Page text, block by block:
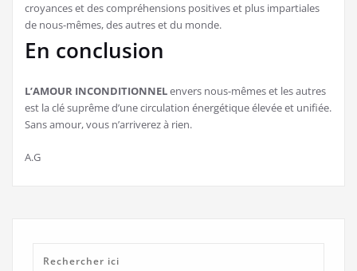
croyances et des compréhensions positives et plus impartiales
de nous-mêmes, des autres et du monde.
En conclusion
L’AMOUR INCONDITIONNELenvers nous-mêmes et les autres
est la clé suprême d’une circulation énergétique élevée et unifiée.
Sans amour, vous n’arriverez à rien.
A.G